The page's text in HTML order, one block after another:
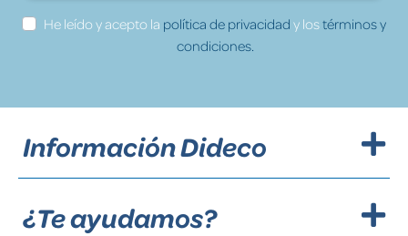
He leído y acepto la política de privacidad y lostérminos y
condiciones.
Información Dideco
¿Te ayudamos?